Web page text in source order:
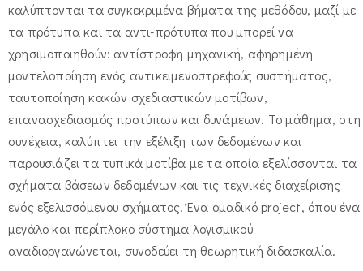
καλύπτονται τα συγκεκριμένα βήματα της μεθόδου, μαζί με
τα πρότυπα και τα αντι-πρότυπα που μπορεί να
χρησιμοποιηθούν: αντίστροφη μηχανική, αφηρημένη
μοντελοποίηση ενός αντικειμενοστρεφούς συστήματος,
ταυτοποίηση κακών σχεδιαστικών μοτίβων,
επανασχεδιασμός προτύπων και δυνάμεων. Το μάθημα, στη
συνέχεια, καλύπτει την εξέλιξη των δεδομένων και
παρουσιάζει τα τυπικά μοτίβα με τα οποία εξελίσσονται τα
σχήματα βάσεων δεδομένων και τις τεχνικές διαχείρισης
ενός εξελισσόμενου σχήματος. Ένα ομαδικό project, όπου ένα
μεγάλο και περίπλοκο σύστημα λογισμικού
αναδιοργανώνεται, συνοδεύει τη θεωρητική διδασκαλία.